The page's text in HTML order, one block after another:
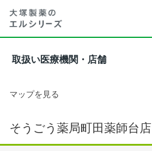
取扱い医療機関・店舗
マップを見る
そうごう薬局町田薬師台店